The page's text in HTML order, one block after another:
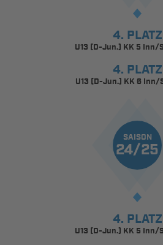
4. PLATZ
U13 (D-Jun.) KK 5 Inn/
4. PLATZ
U13 (D-Jun.) KK 6 Inn/
SAISON
24/25
4. PLATZ
U13 (D-Jun.) KK 5 Inn/